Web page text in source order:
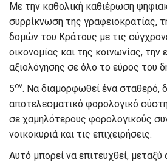
Με την καθολική καθιέρωση
συρρίκνωση της γραφειοκρατίας,
δομών του Κράτους με τις
οικονομίας και της κοινωνίας, την
αξιολόγησης σε όλο το εύρος του
5ον. Να διαμορφωθεί ένα σταθερό,
αποτελεσματικό φορολογικό
σε χαμηλότερους φορολογικούς
νοικοκυριά και τις επιχειρήσεις.
Αυτό μπορεί να επιτευχθεί,